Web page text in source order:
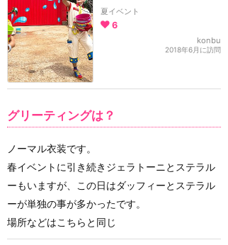
夏イベント
6
konbu
2018年6月に訪問
グリーティングは？
ノーマル衣装です。
春イベントに引き続きジェラトーニとステラル
ーもいますが、この日はダッフィーとステラル
ーが単独の事が多かったです。
場所などはこちらと同じ